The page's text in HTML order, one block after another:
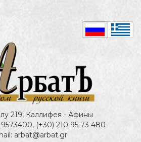
219, Каллифея - Афины
9573400, (+30) 210 95 73 480
arbat@arbat.gr